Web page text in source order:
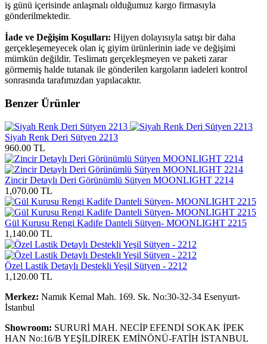
iş günü içerisinde anlaşmalı olduğumuz kargo firmasıyla
gönderilmektedir.
İade ve Değişim Koşulları: Hijyen dolayısıyla satışı bir daha
gerçekleşemeyecek olan iç giyim ürünlerinin iade ve değişimi
mümkün değildir. Teslimatı gerçekleşmeyen ve paketi zarar
görmemiş halde tutanak ile gönderilen kargoların iadeleri kontrol
sonrasında tarafımızdan yapılacaktır.
Benzer Ürünler
Siyah Renk Deri Sütyen 2213
960.00 TL
Zincir Detaylı Deri Görünümlü Sütyen MOONLIGHT 2214
1,070.00 TL
Gül Kurusu Rengi Kadife Danteli Sütyen- MOONLIGHT 2215
1,140.00 TL
Özel Lastik Detaylı Destekli Yeşil Sütyen - 2212
1,120.00 TL
Merkez: Namık Kemal Mah. 169. Sk. No:30-32-34 Esenyurt-
İstanbul
Showroom: SURURİ MAH. NECİP EFENDİ SOKAK İPEK
HAN No:16/B YEŞİLDİREK EMİNÖNÜ-FATİH İSTANBUL